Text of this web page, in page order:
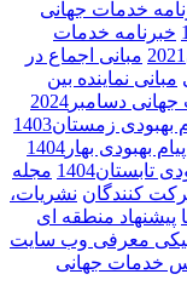
خدمات جهانی
خبرنامه خدمات
مبانی اجماع در
مبانی نماینده بین
دسامبر2024
زمستان1403
بهبودی بهار1404
تابستان1404
مجله
کنندگان نشریات،
پیشنهاد منطقه ای
معرفی وب سایت
خدمات جهانی